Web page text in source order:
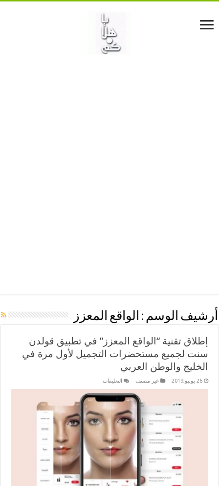
أرشيف الوسم : الواقع المعزز
إطلاق تقنية “الواقع المعزز” في تطبيق قولدن
سنت لجميع مستحضرات التجميل لأول مرة في
الخليج والوطن العربي
26 يونيو,2019 غير مصنف التعليقاتعلى
تقنية
“الواقع
في
تطبيق
قولدن
مستحضرات
التجميل
مرة
في
الخليج
والوطن